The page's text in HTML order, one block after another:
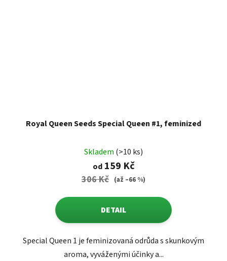
Royal Queen Seeds Special Queen #1, feminized
Skladem (>10 ks)
od159 Kč
306 Kč (až –66 %)
DETAIL
Special Queen 1 je feminizovaná odrůda s skunkovým
aroma, vyváženými účinky a...